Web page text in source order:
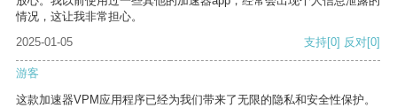
情况，这让我非常担心。
2025-01-05
支持[0] 反对[0]
游客
这款加速器VPM应用程序已经为我们带来了无限的隐私和安全性保护。